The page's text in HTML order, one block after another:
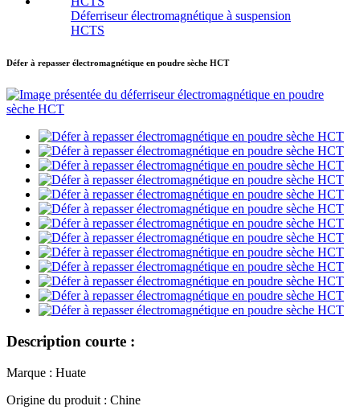
Déferriseur électromagnétique à suspension
HCTS
Défer à repasser électromagnétique en poudre sèche HCT
Description courte :
Marque : Huate
Origine du produit : Chine